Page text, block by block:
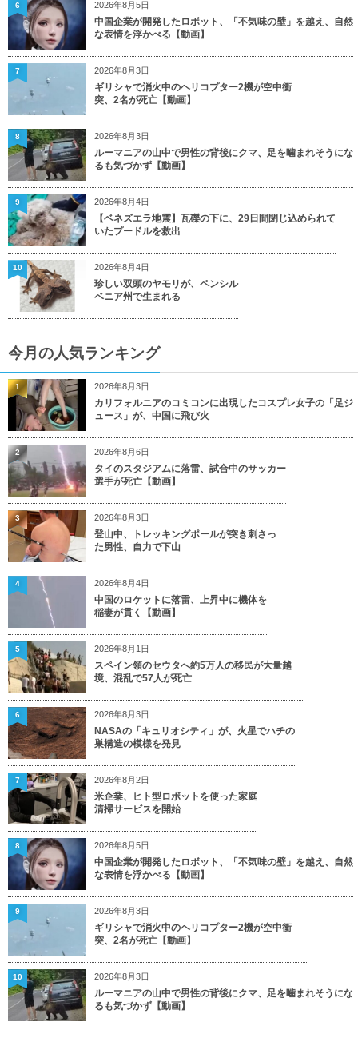
2026年8月5日
中国企業が開発したロボット、「不気味の壁」を越え、自然
な表情を浮かべる【動画】
6
2026年8月3日
ギリシャで消火中のヘリコプター2機が空中衝
突、2名が死亡【動画】
7
2026年8月3日
ルーマニアの山中で男性の背後にクマ、足を噛まれそうにな
るも気づかず【動画】
8
2026年8月4日
【ベネズエラ地震】瓦礫の下に、29日間閉じ込められて
いたプードルを救出
9
2026年8月4日
珍しい双頭のヤモリが、ペンシル
ベニア州で生まれる
10
今月の人気ランキング
2026年8月3日
カリフォルニアのコミコンに出現したコスプレ女子の「足ジ
ュース」が、中国に飛び火
1
2026年8月6日
タイのスタジアムに落雷、試合中のサッカー
選手が死亡【動画】
2
2026年8月3日
登山中、トレッキングポールが突き刺さっ
た男性、自力で下山
3
2026年8月4日
中国のロケットに落雷、上昇中に機体を
稲妻が貫く【動画】
4
2026年8月1日
スペイン領のセウタへ約5万人の移民が大量越
境、混乱で57人が死亡
5
2026年8月3日
NASAの「キュリオシティ」が、火星でハチの
巣構造の模様を発見
6
2026年8月2日
米企業、ヒト型ロボットを使った家庭
清掃サービスを開始
7
2026年8月5日
中国企業が開発したロボット、「不気味の壁」を越え、自然
な表情を浮かべる【動画】
8
2026年8月3日
ギリシャで消火中のヘリコプター2機が空中衝
突、2名が死亡【動画】
9
2026年8月3日
ルーマニアの山中で男性の背後にクマ、足を噛まれそうにな
るも気づかず【動画】
10